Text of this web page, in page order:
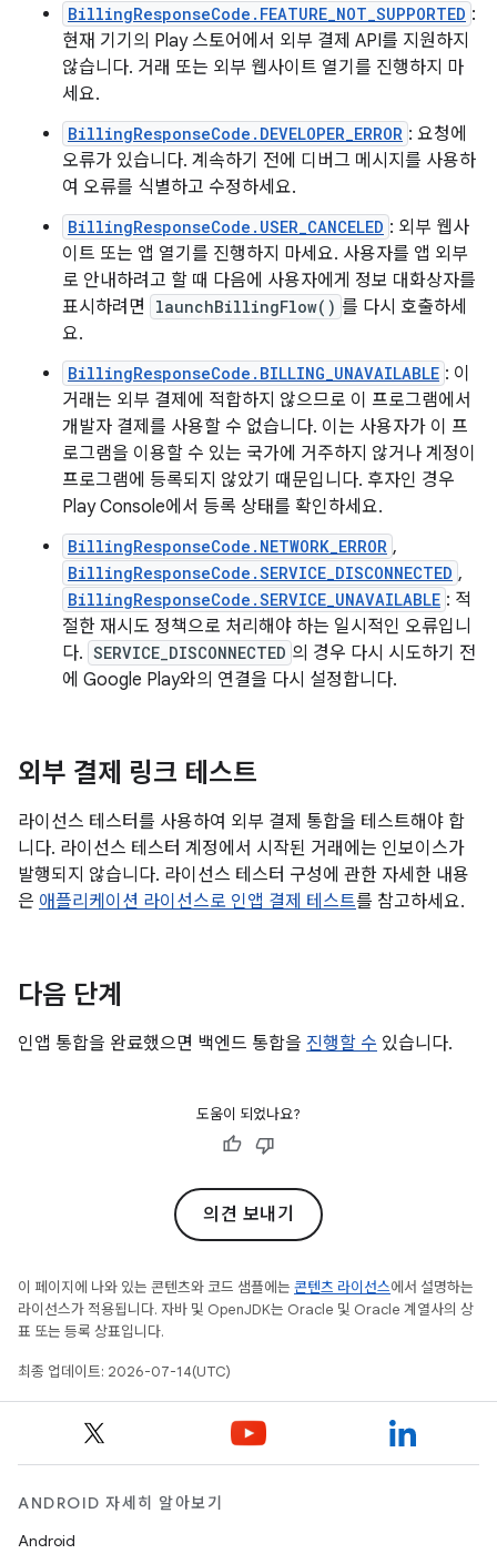
BillingResponseCode.FEATURE_NOT_SUPPORTED :
현재 기기의 Play 스토어에서 외부 결제 API를 지원하지
않습니다. 거래 또는 외부 웹사이트 열기를 진행하지 마
세요.
BillingResponseCode.DEVELOPER_ERROR : 요청에
오류가 있습니다. 계속하기 전에 디버그 메시지를 사용하
여 오류를 식별하고 수정하세요.
BillingResponseCode.USER_CANCELED : 외부 웹사
이트 또는 앱 열기를 진행하지 마세요. 사용자를 앱 외부
로 안내하려고 할 때 다음에 사용자에게 정보 대화상자를
표시하려면
launchBillingFlow() 를 다시 호출하세
요.
BillingResponseCode.BILLING_UNAVAILABLE : 이
거래는 외부 결제에 적합하지 않으므로 이 프로그램에서
개발자 결제를 사용할 수 없습니다. 이는 사용자가 이 프
로그램을 이용할 수 있는 국가에 거주하지 않거나 계정이
프로그램에 등록되지 않았기 때문입니다. 후자인 경우
Play Console에서 등록 상태를 확인하세요.
BillingResponseCode.NETWORK_ERROR ,
BillingResponseCode.SERVICE_DISCONNECTED ,
BillingResponseCode.SERVICE_UNAVAILABLE : 적
절한 재시도 정책으로 처리해야 하는 일시적인 오류입니
다. SERVICE_DISCONNECTED 의 경우 다시 시도하기 전
에 Google Play와의 연결을 다시 설정합니다.
외부 결제 링크 테스트
라이선스 테스터를 사용하여 외부 결제 통합을 테스트해야 합
니다. 라이선스 테스터 계정에서 시작된 거래에는 인보이스가
발행되지 않습니다. 라이선스 테스터 구성에 관한 자세한 내용
은 애플리케이션 라이선스로 인앱 결제 테스트를 참고하세요.
다음 단계
인앱 통합을 완료했으면 백엔드 통합을 진행할 수 있습니다.
도움이 되었나요?
의견 보내기
이 페이지에 나와 있는 콘텐츠와 코드 샘플에는 콘텐츠 라이선스에서 설명하는
라이선스가 적용됩니다. 자바 및 OpenJDK는 Oracle 및 Oracle 계열사의 상
표 또는 등록 상표입니다.
최종 업데이트: 2026-07-14(UTC)
ANDROID 자세히 알아보기
Android